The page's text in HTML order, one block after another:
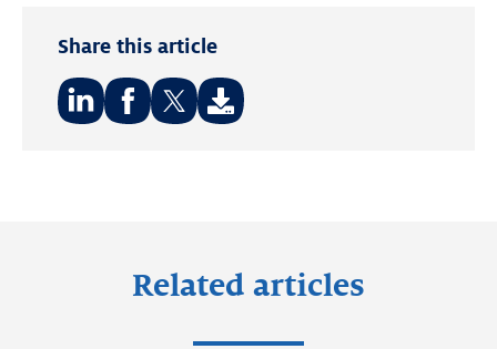
Share this article
Related articles